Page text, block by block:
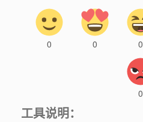
0 0 0
0
工具说明：